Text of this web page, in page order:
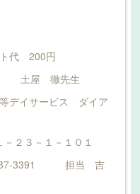
代 200円
土屋 徹先生
デイサービス ダイア
２３－１－１０１
37-3391 担当 吉